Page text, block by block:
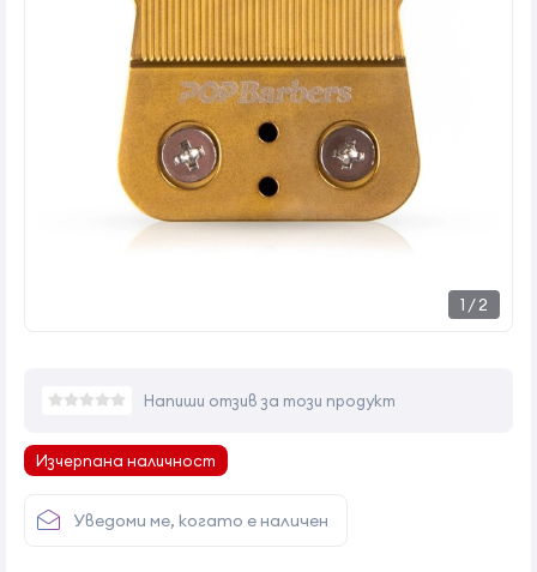
1 /2
Напиши отзив за този продукт
Изчерпана наличност
Уведоми ме, когато е наличен